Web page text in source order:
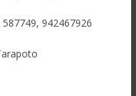
587749, 942467926